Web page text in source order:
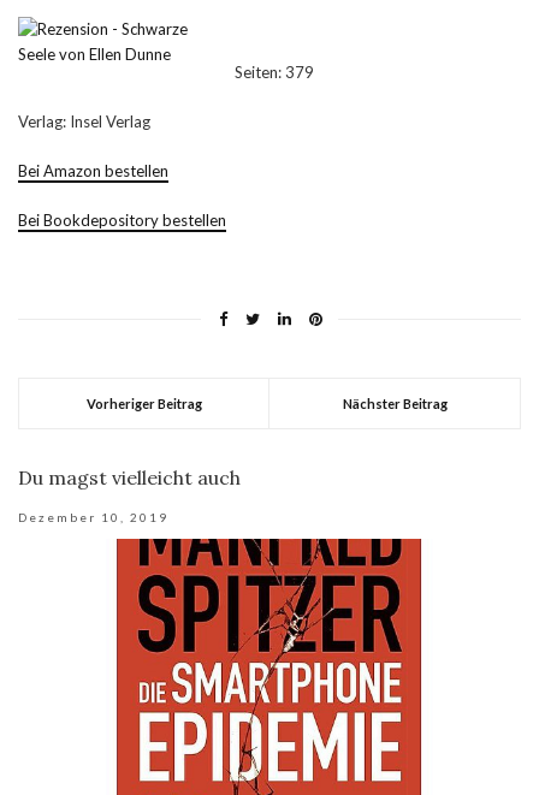
Seiten: 379
Verlag: Insel Verlag
Bei Amazon bestellen
Bei Bookdepository bestellen
Vorheriger Beitrag Nächster Beitrag
Du magst vielleicht auch
Dezember 10, 2019